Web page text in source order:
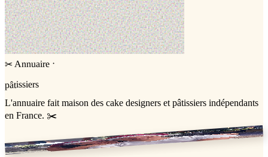
✂ Annuaire ·
pâtissiers
L'annuaire fait maison des cake designers et pâtissiers indépendants
en France. ✂️
Jessica & Jérémy ♡